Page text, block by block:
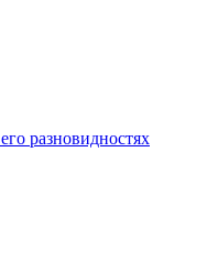
разновидностях